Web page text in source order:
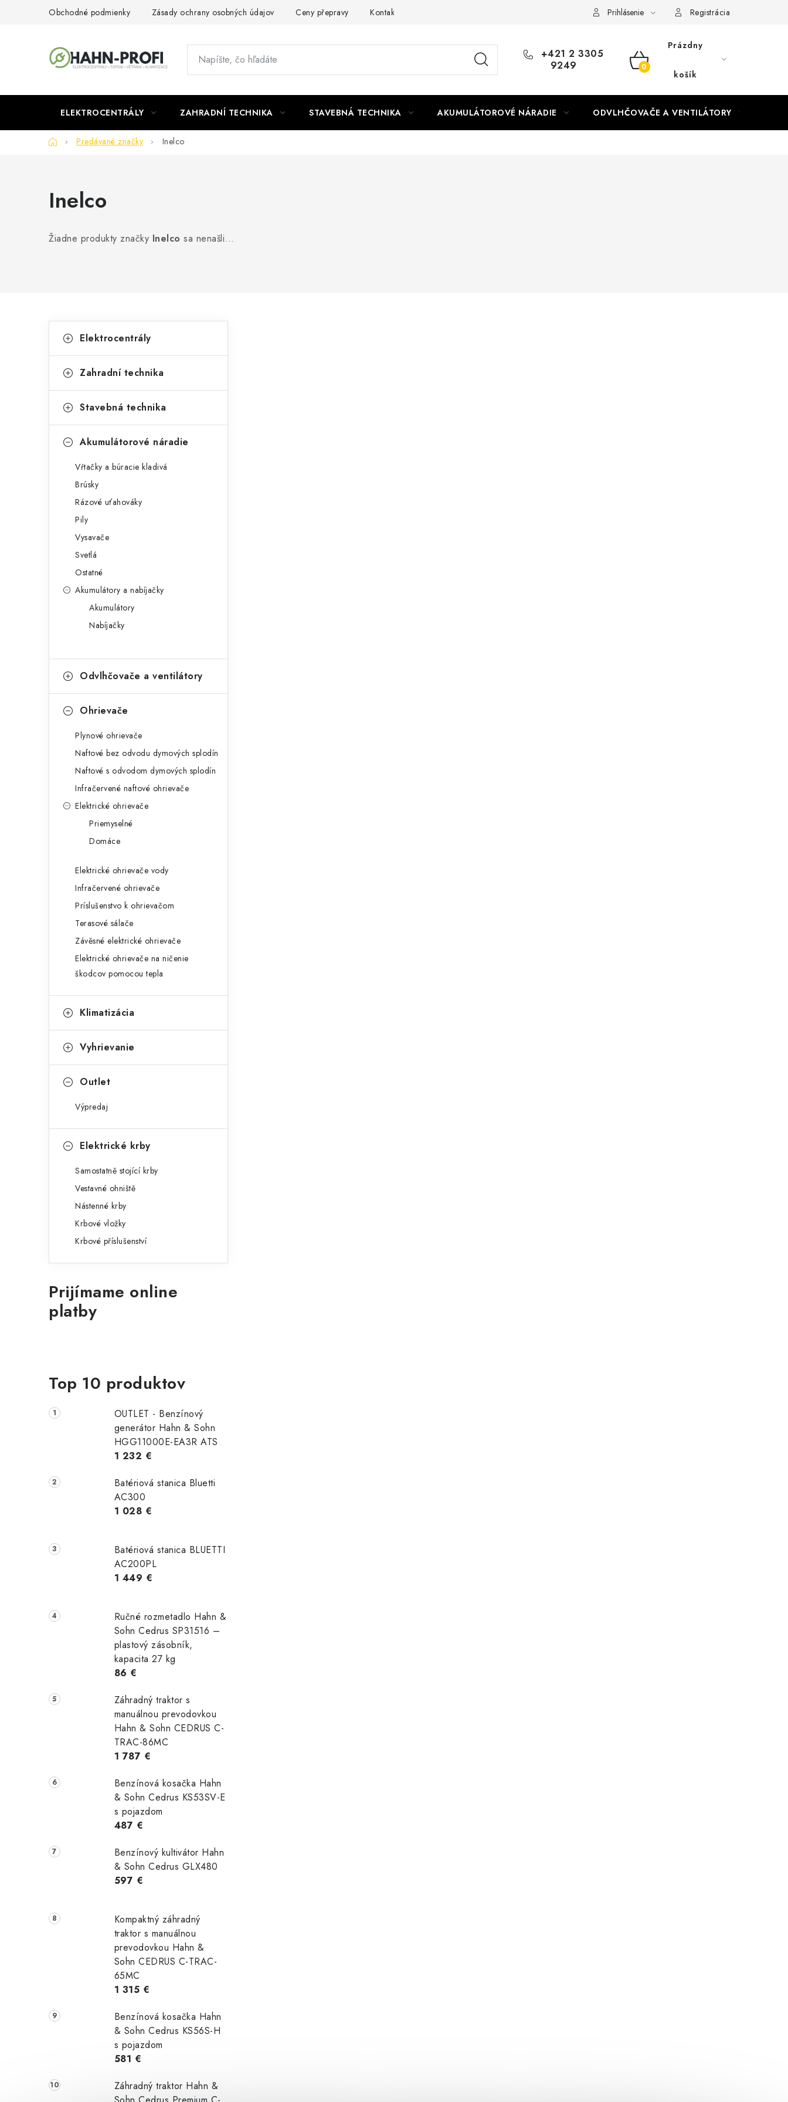
Obchodné podmienky Zásady ochrany osobných údajov Ceny přepravy Kontakty Prihlásenie Registrácia
+421 2 3305
9249
NÁKUPNÝ
Prázdny
košík
ELEKTROCENTRÁLY ZAHRADNÍ TECHNIKA STAVEBNÁ TECHNIKA AKUMULÁTOROVÉ NÁRADIE ODVLHČOVAČE A VENTILÁTORY
DomovPredávané značky Inelco
Inelco
Žiadne produkty značky Inelco sa nenašli...
o
n
ý
kategórie
a
e
ó
Elektrocentrály
Zahradní technika
Stavebná technika
Akumulátorové náradie
Vŕtačky a búracie kladivá
Brúsky
Rázové uťahováky
Pily
Vysavače
Svetlá
Ostatné
Akumulátory a nabíjačky
Akumulátory
Nabíjačky
Odvlhčovače a ventilátory
Ohrievače
Plynové ohrievače
Naftové bez odvodu dymových splodín
Naftové s odvodom dymových splodín
Infračervené naftové ohrievače
Elektrické ohrievače
Priemyselné
Domáce
Elektrické ohrievače vody
Infračervené ohrievače
Príslušenstvo k ohrievačom
Terasové sálače
Závěsné elektrické ohrievače
Elektrické ohrievače na ničenie
škodcov pomocou tepla
Klimatizácia
Vyhrievanie
Outlet
Výpredaj
Elektrické krby
Samostatně stojící krby
Vestavné ohniště
Nástenné krby
Krbové vložky
Krbové příslušenství
Prijímame online
platby
Top 10 produktov
OUTLET - Benzínový
generátor Hahn & Sohn
HGG11000E-EA3R ATS
1 232 €
Batériová stanica Bluetti
AC300
1 028 €
Batériová stanica BLUETTI
AC200PL
1 449 €
Ručné rozmetadlo Hahn &
Sohn Cedrus SP31516 –
plastový zásobník,
kapacita 27 kg
86 €
Záhradný traktor s
manuálnou prevodovkou
Hahn & Sohn CEDRUS C-
TRAC-86MC
1 787 €
Benzínová kosačka Hahn
& Sohn Cedrus KS53SV-E
s pojazdom
487 €
Benzínový kultivátor Hahn
& Sohn Cedrus GLX480
597 €
Kompaktný záhradný
traktor s manuálnou
prevodovkou Hahn &
Sohn CEDRUS C-TRAC-
65MC
1 315 €
Benzínová kosačka Hahn
& Sohn Cedrus KS56S-H
s pojazdom
581 €
Záhradný traktor Hahn &